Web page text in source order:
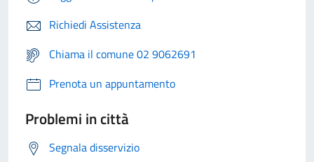
Richiedi Assistenza
Chiama il comune 02 9062691
Prenota un appuntamento
Problemi in città
Segnala disservizio